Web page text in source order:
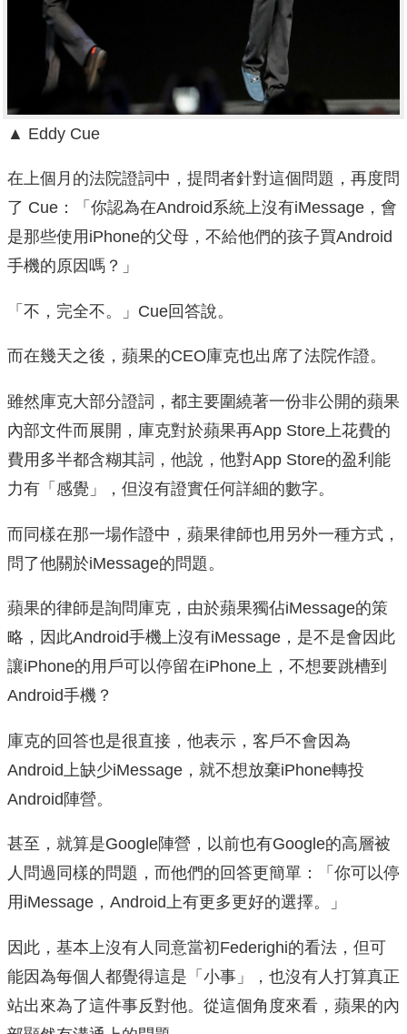
▲ Eddy Cue
在上個月的法院證詞中，提問者針對這個問題，再度問
了 Cue：「你認為在Android系統上沒有iMessage，會
是那些使用iPhone的父母，不給他們的孩子買Android
手機的原因嗎？」
「不，完全不。」Cue回答說。
而在幾天之後，蘋果的CEO庫克也出席了法院作證。
雖然庫克大部分證詞，都主要圍繞著一份非公開的蘋果
內部文件而展開，庫克對於蘋果再App Store上花費的
費用多半都含糊其詞，他說，他對App Store的盈利能
力有「感覺」，但沒有證實任何詳細的數字。
而同樣在那一場作證中，蘋果律師也用另外一種方式，
問了他關於iMessage的問題。
蘋果的律師是詢問庫克，由於蘋果獨佔iMessage的策
略，因此Android手機上沒有iMessage，是不是會因此
讓iPhone的用戶可以停留在iPhone上，不想要跳槽到
Android手機？
庫克的回答也是很直接，他表示，客戶不會因為
Android上缺少iMessage，就不想放棄iPhone轉投
Android陣營。
甚至，就算是Google陣營，以前也有Google的高層被
人問過同樣的問題，而他們的回答更簡單：「你可以停
用iMessage，Android上有更多更好的選擇。」
因此，基本上沒有人同意當初Federighi的看法，但可
能因為每個人都覺得這是「小事」，也沒有人打算真正
站出來為了這件事反對他。從這個角度來看，蘋果的內